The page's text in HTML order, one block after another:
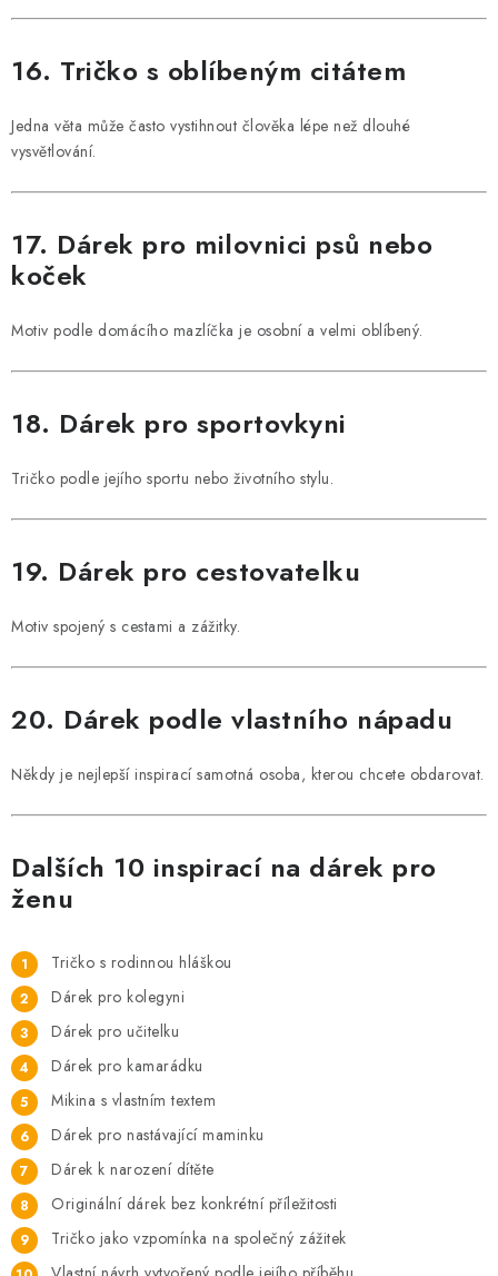
16. Tričko s oblíbeným citátem
Jedna věta může často vystihnout člověka lépe než dlouhé
vysvětlování.
17. Dárek pro milovnici psů nebo
koček
Motiv podle domácího mazlíčka je osobní a velmi oblíbený.
18. Dárek pro sportovkyni
Tričko podle jejího sportu nebo životního stylu.
19. Dárek pro cestovatelku
Motiv spojený s cestami a zážitky.
20. Dárek podle vlastního nápadu
Někdy je nejlepší inspirací samotná osoba, kterou chcete obdarovat.
Dalších 10 inspirací na dárek pro
ženu
Tričko s rodinnou hláškou
Dárek pro kolegyni
Dárek pro učitelku
Dárek pro kamarádku
Mikina s vlastním textem
Dárek pro nastávající maminku
Dárek k narození dítěte
Originální dárek bez konkrétní příležitosti
Tričko jako vzpomínka na společný zážitek